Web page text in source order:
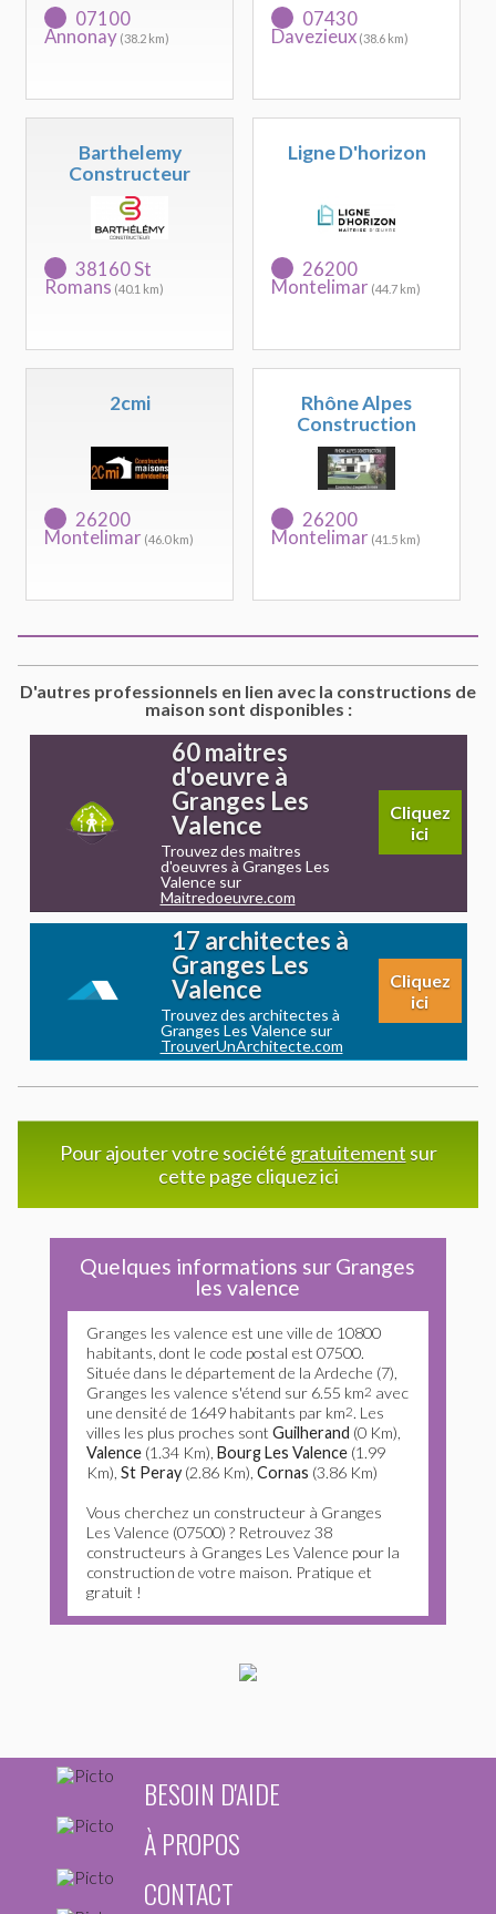
07100
Annonay (38.2 km)
07430
Davezieux (38.6 km)
Barthelemy
Constructeur
38160 St
Romans (40.1 km)
Ligne D'horizon
26200
Montelimar (44.7 km)
2cmi
26200
Montelimar (46.0 km)
Rhône Alpes
Construction
26200
Montelimar (41.5 km)
D'autres professionnels en lien avec la constructions de
maison sont disponibles :
60 maitres
d'oeuvre à
Granges Les
Valence
Trouvez des maitres
d'oeuvres à Granges Les
Valence sur
Maitredoeuvre.com
Cliquez
ici
17 architectes à
Granges Les
Valence
Trouvez des architectes à
Granges Les Valence sur
TrouverUnArchitecte.com
Cliquez
ici
Pour ajouter votre société gratuitement sur
cette page cliquez ici
Quelques informations sur Granges
les valence
Granges les valence est une ville de 10800
habitants, dont le code postal est 07500.
Située dans le département de la Ardeche (7),
Granges les valence s'étend sur 6.55 km2 avec
une densité de 1649 habitants par km2. Les
villes les plus proches sontGuilherand (0 Km),
Valence (1.34 Km),Bourg Les Valence (1.99
Km),St Peray (2.86 Km),Cornas (3.86 Km)
Vous cherchez un constructeur à Granges
Les Valence (07500) ? Retrouvez 38
constructeurs à Granges Les Valence pour la
construction de votre maison. Pratique et
gratuit !
BESOIN D'AIDE
À PROPOS
CONTACT